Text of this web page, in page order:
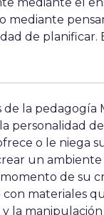
mediante
de planificar.
la pedagogía
personalidad de
o le niega
un
de su
materiales
la